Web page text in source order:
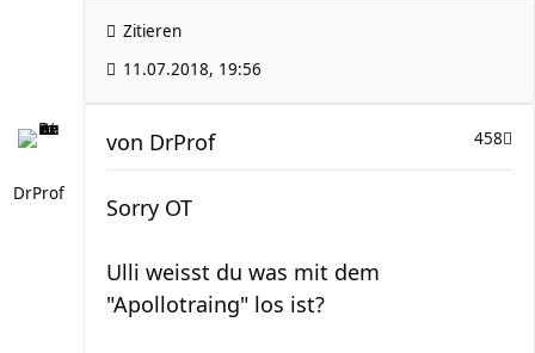
Zitieren
11.07.2018, 19:56
DrProf
458
von DrProf
Sorry OT
Ulli weisst du was mit dem
"Apollotraing" los ist?